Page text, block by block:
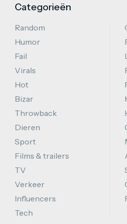
Categorieën
Random
Humor
Fail
Virals
Hot
Bizar
Throwback
Dieren
Sport
Films & trailers
TV
Verkeer
Influencers
Tech